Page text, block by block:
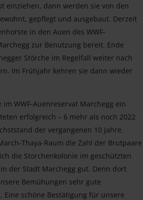
einziehen, dann werden sie von den
gepflegt und ausgebaut. Derzeit
in den Auen des WWF-
zur Benutzung bereit. Ende
Störche im Regelfall weiter nach
Im Frühjahr kehren sie dann wieder
WWF-Auenreservat Marchegg ein
erfolgreich – 6 mehr als noch 2022
der vergangenen 10 Jahre.
Thaya-Raum die Zahl der Brutpaare
die Storchenkolonie im geschützten
der Stadt Marchegg gut. Denn dort
Bemühungen sehr gute
Eine schöne Bestätigung für unsere